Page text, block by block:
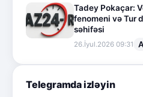
Tadey Pokaçar:
fenomeni və Tur
səhifəsi
26.İyul.2026 09:31
Telegramda izləyin